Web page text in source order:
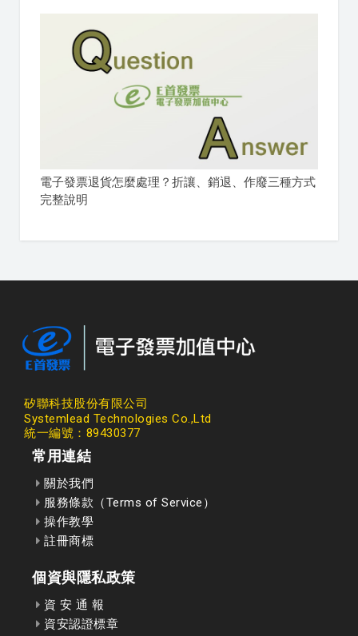
電子發票退貨怎麼處理？折讓、銷退、作廢三種方式
完整說明
矽聯科技股份有限公司
Systemlead Technologies Co.,Ltd
統一編號：89430377
常用連結
關於我們
服務條款（Terms of Service）
操作教學
註冊商標
個資與隱私政策
資 安 通 報
資安認證標章